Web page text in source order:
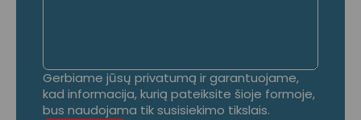
Gerbiame jūsų privatumą ir garantuojame,
kad informacija, kurią pateiksite šioje formoje,
bus naudojama tik susisiekimo tikslais.